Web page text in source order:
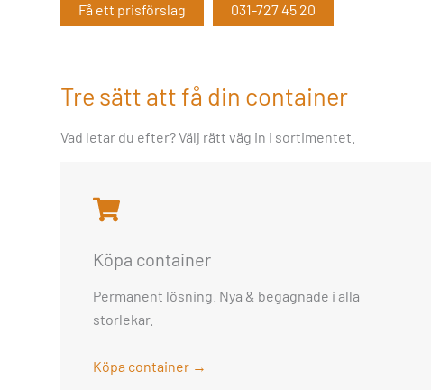
Få ett prisförslag 031-727 45 20
Tre sätt att få din container
Vad letar du efter? Välj rätt väg in i sortimentet.
Köpa container
Permanent lösning. Nya & begagnade i alla
storlekar.
Köpa container →